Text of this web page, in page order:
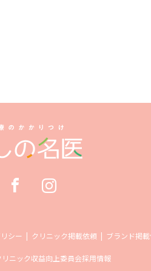
シー クリニック掲載依頼 ブランド掲
ニック収益向上委員会採用情報